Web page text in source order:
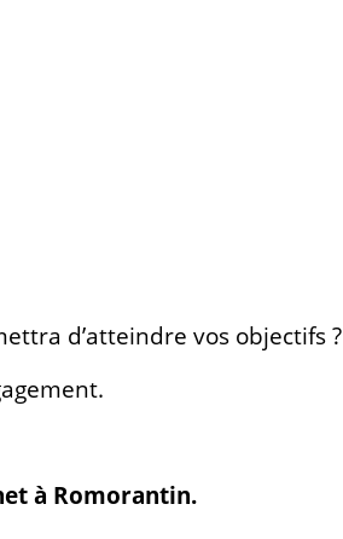
d’atteindre vos objectifs ?
à Romorantin.